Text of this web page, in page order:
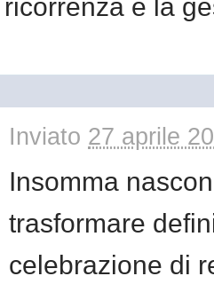
ricorrenza e la
Inviato 27 aprile
Insomma
trasformare
celebrazione di